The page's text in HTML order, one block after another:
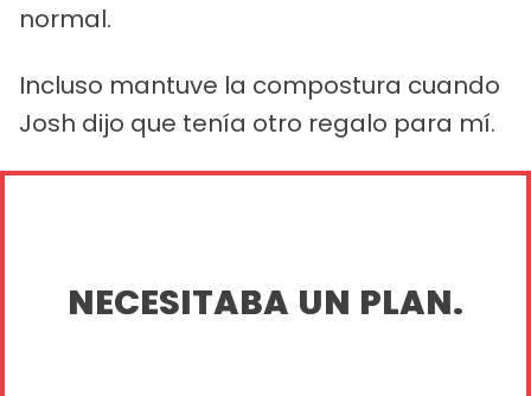
normal.
Incluso mantuve la compostura cuando
Josh dijo que tenía otro regalo para mí.
NECESITABA UN PLAN.